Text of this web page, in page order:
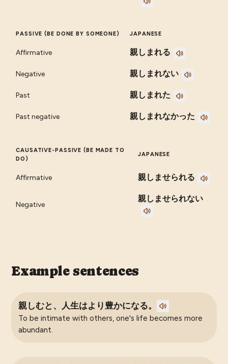
PASSIVE (BE DONE BY SOMEONE) JAPANESE
Affirmative 親しまれる
Negative 親しまれない
Past 親しまれた
Past negative 親しまれなかった
CAUSATIVE-PASSIVE (BE MADE TO
DO)
JAPANESE
Affirmative 親しませられる
Negative
親しませられない
Example sentences
親しむと、人生はより豊かになる。
To be intimate with others, one's life becomes more
abundant.